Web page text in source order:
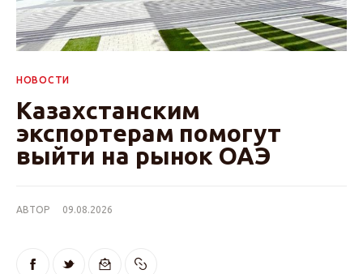
НОВОСТИ
Казахстанским
экспортерам помогут
выйти на рынок ОАЭ
АВТОР 09.08.2026